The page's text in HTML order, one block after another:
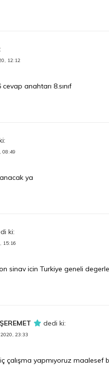
12:12
anahtarı 8.sınıf
08:49
ya
ki:
15:16
sinav icin Turkiye geneli
dedi ki:
23:33
çalışma yapmıyoruz maalesef